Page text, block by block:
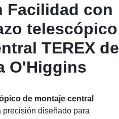
Facilidad con
telescópico
TEREX de
O'Higgins
de montaje central
precisión diseñado para